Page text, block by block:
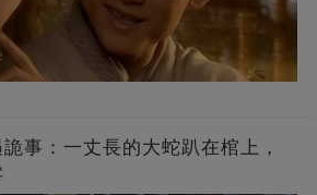
事：一丈長的大蛇趴在棺上，